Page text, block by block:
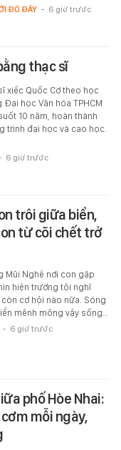
ĐÓ ĐÂY - 6 giờ trước
thạc sĩ
xiếc Quốc Cơ theo học
Đại học Văn hóa TPHCM
10 năm, hoàn thành
trình đại học và cao học.
6 giờ trước
trôi giữa biển,
từ cõi chết trở
Mũi Nghê nơi con gặp
hiện trường tôi nghĩ
cơ hội nào nữa. Sóng
mênh mông vậy sống…
- 6 giờ trước
phố Hòe Nhai:
mỗi ngày,